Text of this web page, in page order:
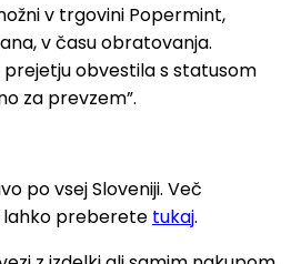
v trgovini Popermint,
v času obratovanja.
obvestila s statusom
za prevzem”.
po vsej Sloveniji. Več
lahko preberete tukaj.